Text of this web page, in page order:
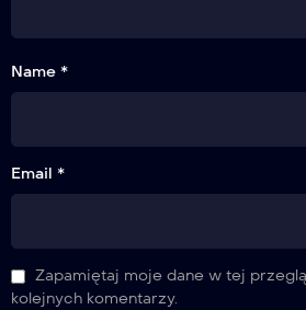
Name *
Email *
Zapamiętaj moje dane w tej
kolejnych komentarzy.